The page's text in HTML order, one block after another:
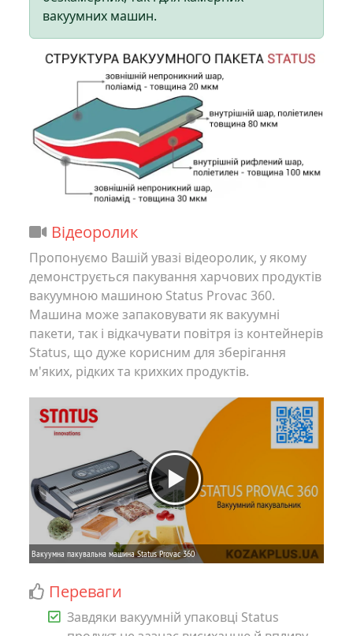
вакуумних машин.
Відеоролик
Пропонуємо Вашій увазі відеоролик, у якому
демонструється пакування харчових продуктів
вакуумною машиною Status Provac 360.
Машина може запаковувати як вакуумні
пакети, так і відкачувати повітря із контейнерів
Status, що дуже корисним для зберігання
м'яких, рідких та крихких продуктів.
Переваги
Завдяки вакуумній упаковці Status